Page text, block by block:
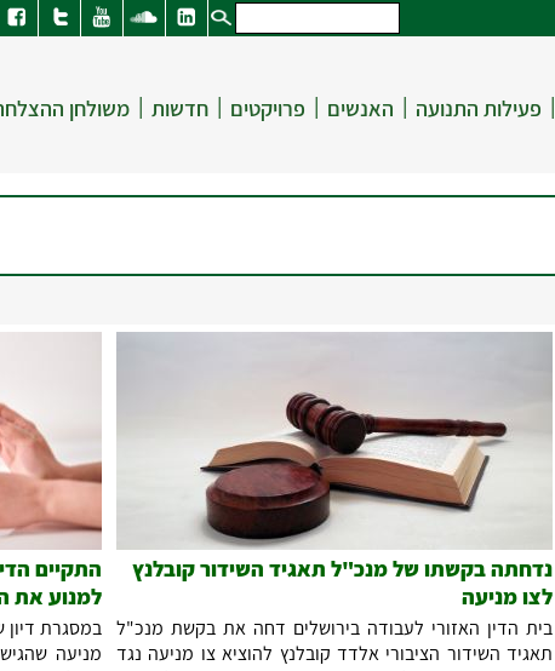
| פעילות התנועה | האנשים | פרויקטים | חדשות | משולחן
נדחתה בקשתו של מנכ"ל תאגיד השידור קובלנץ
לצו מניעה
בית הדין האזורי לעבודה בירושלים דחה את בקשת מנכ"ל
תאגיד השידור הציבורי אלדד קובלנץ להוציא צו מניעה נגד
התקיים
למנוע את
במסגרת דיון
מניעה